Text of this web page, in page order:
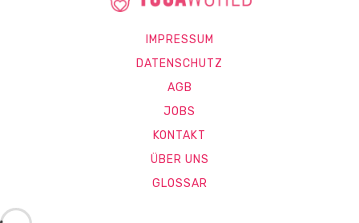
IMPRESSUM
DATENSCHUTZ
AGB
JOBS
KONTAKT
ÜBER UNS
GLOSSAR